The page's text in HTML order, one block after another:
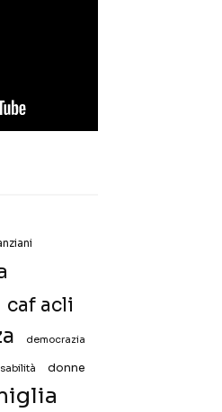
caf acli
democrazia
donne